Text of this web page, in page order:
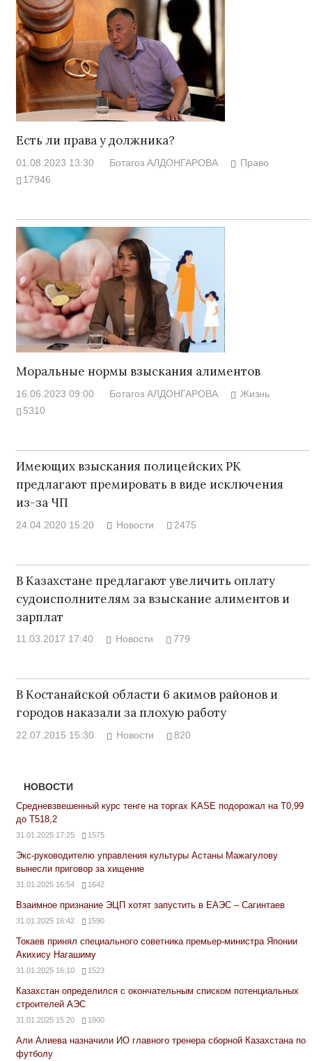
Есть ли права у должника?
01.08.2023 13:30 Ботагоз АЛДОНГАРОВА
Право
17946
Моральные нормы взыскания алиментов
16.06.2023 09:00 Ботагоз АЛДОНГАРОВА
Жизнь
5310
Имеющих взыскания полицейских РК
предлагают премировать в виде исключения
из-за ЧП
24.04.2020 15:20 Новости 2475
В Казахстане предлагают увеличить оплату
судоисполнителям за взыскание алиментов и
зарплат
11.03.2017 17:40 Новости 779
В Костанайской области 6 акимов районов и
городов наказали за плохую работу
22.07.2015 15:30 Новости 820
НОВОСТИ
Средневзвешенный курс тенге на торгах KASE подорожал на Т0,99
до Т518,2
31.01.2025 17:25 1575
Экс-руководителю управления культуры Астаны Мажагулову
вынесли приговор за хищение
31.01.2025 16:54 1642
Взаимное признание ЭЦП хотят запустить в ЕАЭС – Сагинтаев
31.01.2025 16:42 1590
Токаев принял специального советника премьер-министра Японии
Акихису Нагашиму
31.01.2025 16:10 1523
Казахстан определился с окончательным списком потенциальных
строителей АЭС
31.01.2025 15:20 1800
Али Алиева назначили ИО главного тренера сборной Казахстана по
футболу